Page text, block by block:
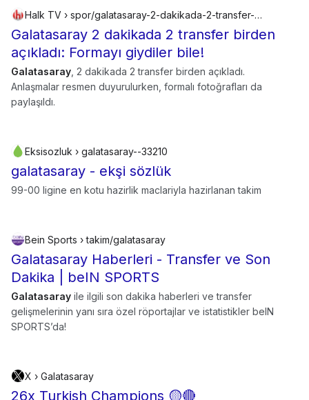
Halk TV › spor/galatasaray-2-dakikada-2-transfer-birden-acikladi-formayi-giydiler-bile-1045573h
Galatasaray 2 dakikada 2 transfer birden
açıkladı: Formayı giydiler bile!
Galatasaray , 2 dakikada 2 transfer birden açıkladı.
Anlaşmalar resmen duyurulurken, formalı fotoğrafları da
paylaşıldı.
Eksisozluk › galatasaray--33210
galatasaray - ekşi sözlük
99-00 ligine en kotu hazirlik maclariyla hazirlanan takim
Bein Sports › takim/galatasaray
Galatasaray Haberleri - Transfer ve Son
Dakika | beIN SPORTS
Galatasaray ile ilgili son dakika haberleri ve transfer
gelişmelerinin yanı sıra özel röportajlar ve istatistikler beIN
SPORTS’da!
X › Galatasaray
26x Turkish Champions 🟡🔴